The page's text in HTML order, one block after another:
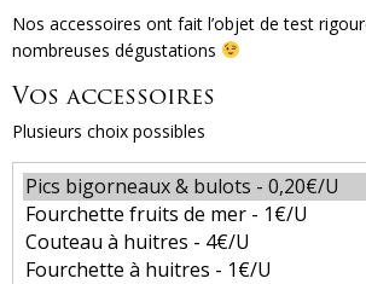
Nos accessoires ont fait l’objet de test
nombreuses dégustations
Vos accessoires
Plusieurs choix possibles